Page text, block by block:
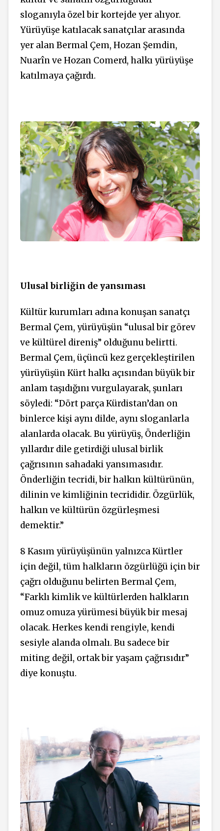
sloganıyla özel bir kortejde yer alıyor.
Yürüyüşe katılacak sanatçılar arasında
yer alan Bermal Çem, Hozan Şemdin,
Nuarîn ve Hozan Comerd, halkı yürüyüşe
katılmaya çağırdı.
Ulusal birliğin de yansıması
Kültür kurumları adına konuşan sanatçı
Bermal Çem, yürüyüşün “ulusal bir görev
ve kültürel direniş” olduğunu belirtti.
Bermal Çem, üçüncü kez gerçekleştirilen
yürüyüşün Kürt halkı açısından büyük bir
anlam taşıdığını vurgulayarak, şunları
söyledi: “Dört parça Kürdistan’dan on
binlerce kişi aynı dilde, aynı sloganlarla
alanlarda olacak. Bu yürüyüş, Önderliğin
yıllardır dile getirdiği ulusal birlik
çağrısının sahadaki yansımasıdır.
Önderliğin tecridi, bir halkın kültürünün,
dilinin ve kimliğinin tecrididir. Özgürlük,
halkın ve kültürün özgürleşmesi
demektir.”
8 Kasım yürüyüşünün yalnızca Kürtler
için değil, tüm halkların özgürlüğü için bir
çağrı olduğunu belirten Bermal Çem,
“Farklı kimlik ve kültürlerden halkların
omuz omuza yürümesi büyük bir mesaj
olacak. Herkes kendi rengiyle, kendi
sesiyle alanda olmalı. Bu sadece bir
miting değil, ortak bir yaşam çağrısıdır”
diye konuştu.